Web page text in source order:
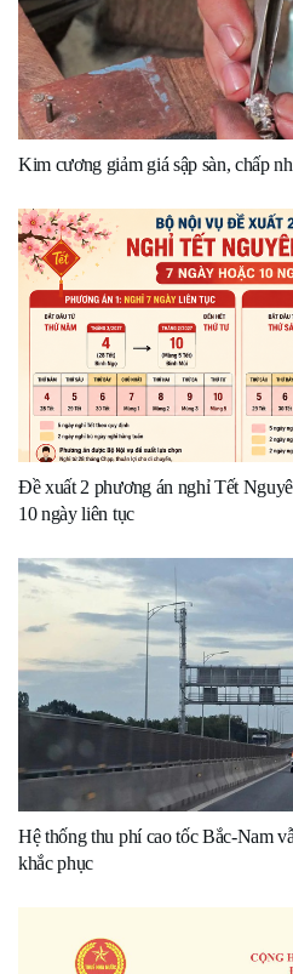
Kim cương giảm giá sập sàn, chấp
Đề xuất 2 phương án nghỉ Tết
10 ngày liên tục
Hệ thống thu phí cao tốc Bắc-Nam
khắc phục